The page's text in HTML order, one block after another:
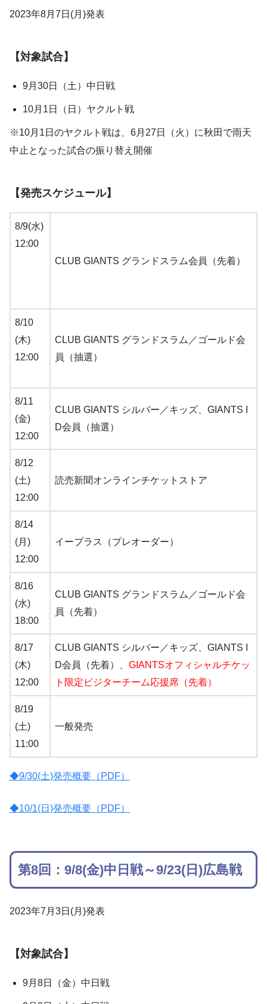
2023年8月7日(月)発表
【対象試合】
9月30日（土）中日戦
10月1日（日）ヤクルト戦
※10月1日のヤクルト戦は、6月27日（火）に秋田で雨天
中止となった試合の振り替え開催
【発売スケジュール】
8/9(水)
12:00
CLUB GIANTS グランドスラム会員（先着）
8/10
(木)
12:00
CLUB GIANTS グランドスラム／ゴールド会
員（抽選）
8/11
(金)
12:00
CLUB GIANTS シルバー／キッズ、GIANTS I
D会員（抽選）
8/12
(土)
12:00
読売新聞オンラインチケットストア
8/14
(月)
12:00
イープラス（プレオーダー）
8/16
(水)
18:00
CLUB GIANTS グランドスラム／ゴールド会
員（先着）
8/17
(木)
12:00
CLUB GIANTS シルバー／キッズ、GIANTS I
D会員（先着）、 GIANTSオフィシャルチケッ
ト限定ビジターチーム応援席（先着）
8/19
(土)
11:00
一般発売
◆9/30(土)発売概要（PDF）
◆10/1(日)発売概要（PDF）
第8回：9/8(金)中日戦～9/23(日)広島戦
2023年7月3日(月)発表
【対象試合】
9月8日（金）中日戦